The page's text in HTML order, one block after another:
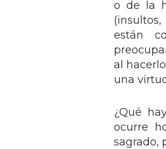
o de la
están
al
una
¿Qué
ocurre
sagrado,